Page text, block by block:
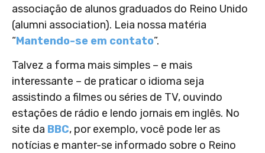
associação de alunos graduados do Reino Unido
(alumni association). Leia nossa matéria
“Mantendo-se em contato”.
Talvez a forma mais simples – e mais
interessante – de praticar o idioma seja
assistindo a filmes ou séries de TV, ouvindo
estações de rádio e lendo jornais em inglês. No
site da BBC, por exemplo, você pode ler as
notícias e manter-se informado sobre o Reino